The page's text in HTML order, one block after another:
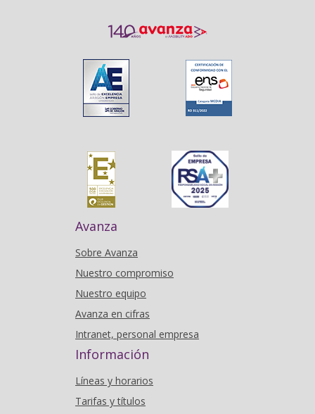
Avanza
Sobre Avanza
Nuestro compromiso
Nuestro equipo
Avanza en cifras
Intranet, personal empresa
Información
Líneas y horarios
Tarifas y títulos